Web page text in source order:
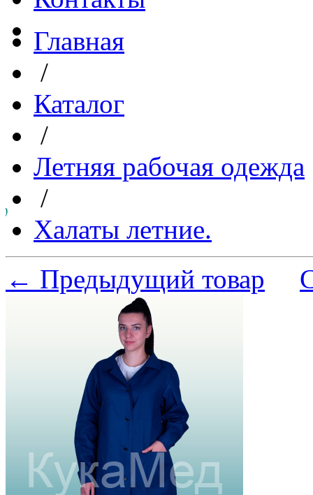
Главная
/
Каталог
/
Летняя рабочая одежда
/
Халаты летние.
← Предыдущий товар